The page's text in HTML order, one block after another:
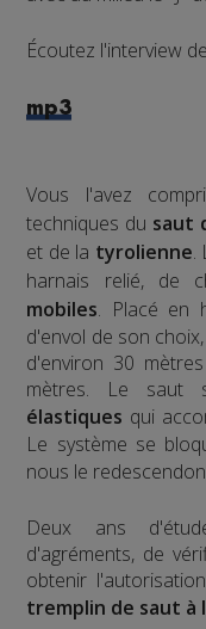
Écoutez l'interview
mp3
Vous l'avez
techniques du saut
et de la tyrolienne.
harnais relié, de
mobiles. Placé en
d'envol de son
d'environ 30
mètres. Le saut
élastiques qui
Le système se
nous le
​Deux ans
d'agréments, de
obtenir
tremplin de saut à